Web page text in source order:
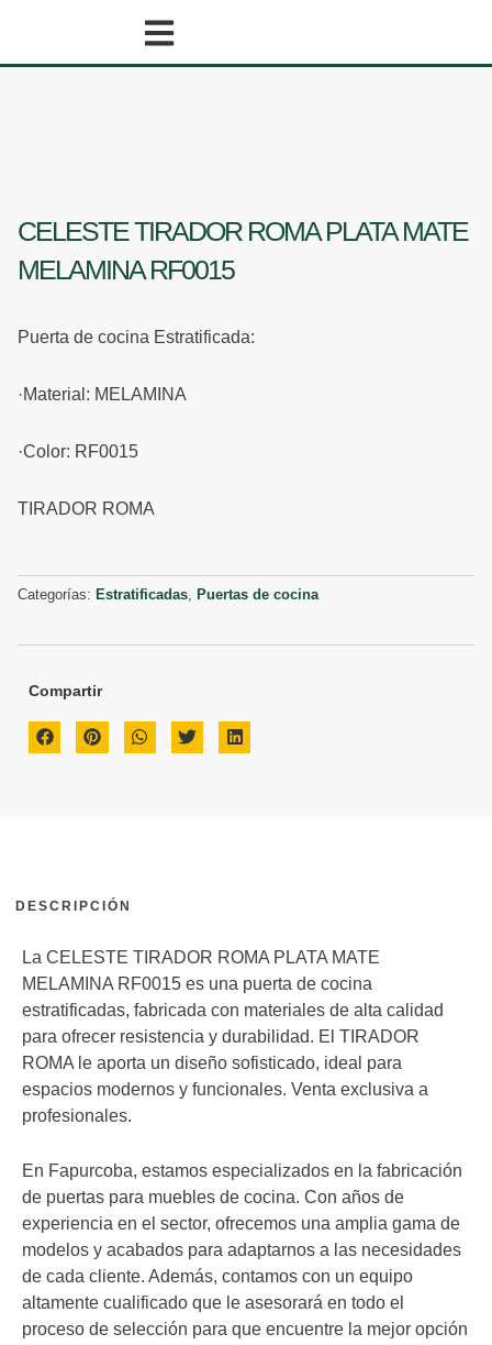
contenido
CELESTE TIRADOR ROMA PLATA MATE
MELAMINA RF0015
Puerta de cocina Estratificada:
·Material: MELAMINA
·Color: RF0015
TIRADOR ROMA
Categorías: Estratificadas, Puertas de cocina
Compartir
DESCRIPCIÓN
La CELESTE TIRADOR ROMA PLATA MATE
MELAMINA RF0015 es una puerta de cocina
estratificadas, fabricada con materiales de alta calidad
para ofrecer resistencia y durabilidad. El TIRADOR
ROMA le aporta un diseño sofisticado, ideal para
espacios modernos y funcionales. Venta exclusiva a
profesionales.
En Fapurcoba, estamos especializados en la fabricación
de puertas para muebles de cocina. Con años de
experiencia en el sector, ofrecemos una amplia gama de
modelos y acabados para adaptarnos a las necesidades
de cada cliente. Además, contamos con un equipo
altamente cualificado que le asesorará en todo el
proceso de selección para que encuentre la mejor opción